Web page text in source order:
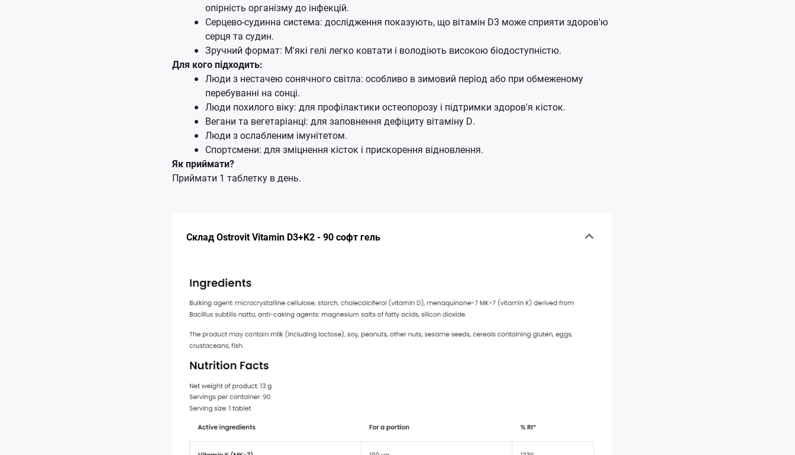
опірність організму до інфекцій.
Серцево-судинна система: дослідження показують, що вітамін D3 може сприяти здоров'ю
серця та судин.
Зручний формат: М'які гелі легко ковтати і володіють високою біодоступністю.
Для кого підходить:
Люди з нестачею сонячного світла: особливо в зимовий період або при обмеженому
перебуванні на сонці.
Люди похилого віку: для профілактики остеопорозу і підтримки здоров'я кісток.
Вегани та вегетаріанці: для заповнення дефіциту вітаміну D.
Люди з ослабленим імунітетом.
Спортсмени: для зміцнення кісток і прискорення відновлення.
Як приймати?
Приймати 1 таблетку в день.
Склад Ostrovit Vitamin D3+K2 - 90 софт гель